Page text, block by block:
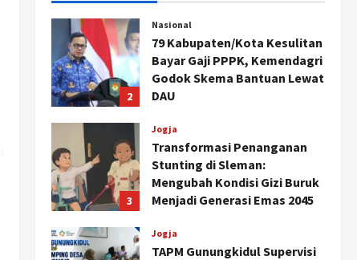
2
Nasional
79 Kabupaten/Kota Kesulitan
Bayar Gaji PPPK, Kemendagri
Godok Skema Bantuan Lewat
DAU
3
Jogja
Transformasi Penanganan
Stunting di Sleman:
Mengubah Kondisi Gizi Buruk
Menjadi Generasi Emas 2045
Jogja
TAPM Gunungkidul Supervisi